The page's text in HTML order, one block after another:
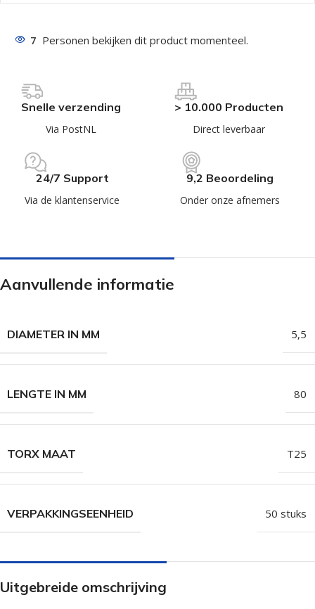
7 Personen bekijken dit product momenteel.
Snelle verzending
Via PostNL
> 10.000 Producten
Direct leverbaar
24/7 Support
Via de klantenservice
9,2 Beoordeling
Onder onze afnemers
Aanvullende informatie
DIAMETER IN MM 5,5
LENGTE IN MM 80
TORX MAAT T25
VERPAKKINGSEENHEID 50 stuks
Uitgebreide omschrijving